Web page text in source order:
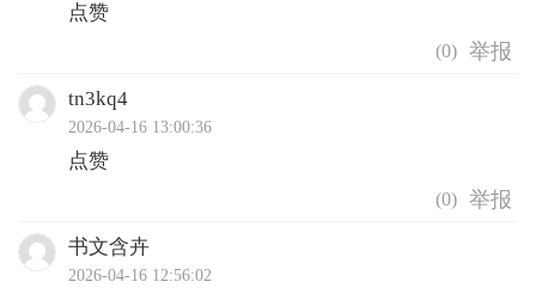
点赞
(0)
tn3kq4
2026-04-16 13:00:36
点赞
(0)
书文含卉
2026-04-16 12:56:02